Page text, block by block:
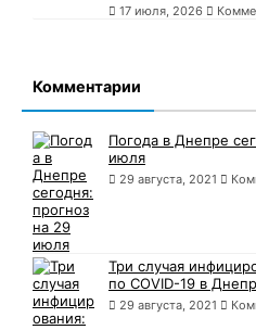
17 июля, 2026
Комментарии
Погода в Днепре
июля
29 августа, 2021
Три случая
по COVID-19 в
29 августа, 2021